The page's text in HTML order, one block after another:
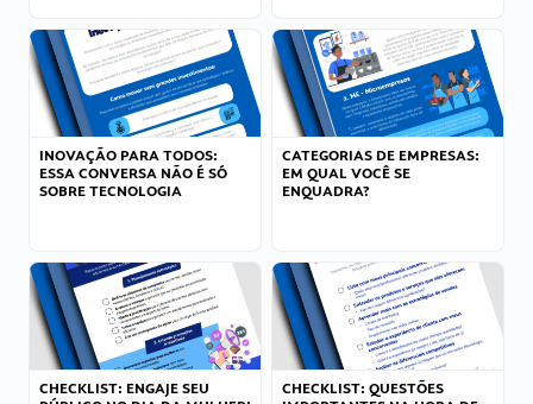
INOVAÇÃO PARA TODOS:
ESSA CONVERSA NÃO É SÓ
SOBRE TECNOLOGIA
CATEGORIAS DE EMPRESAS:
EM QUAL VOCÊ SE
ENQUADRA?
CHECKLIST: ENGAJE SEU
CHECKLIST: QUESTÕES